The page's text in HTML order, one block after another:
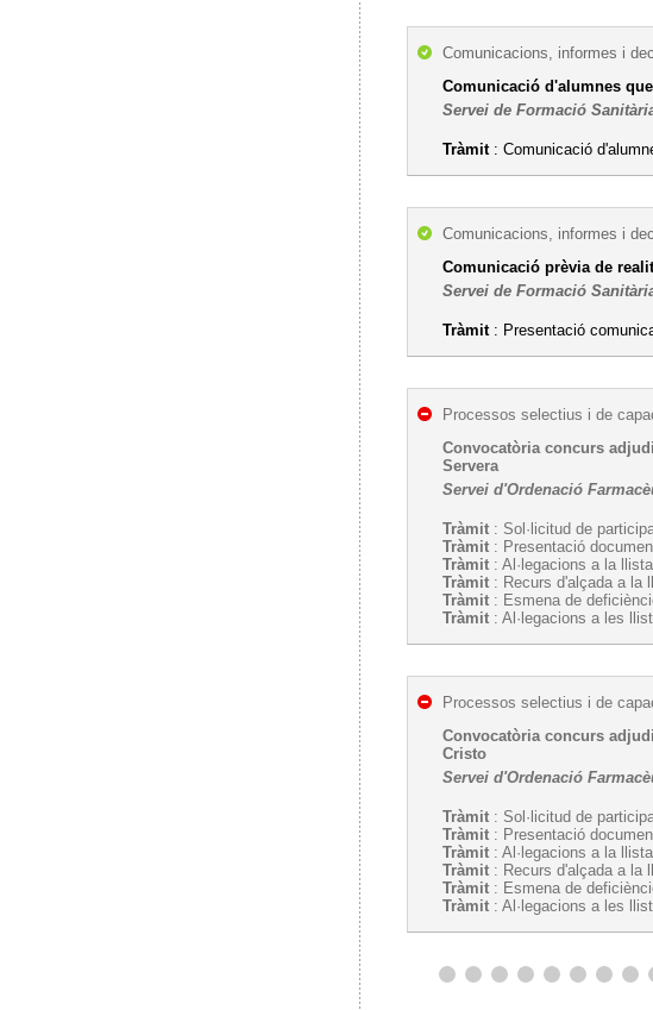
Comunicacions, informes i
Comunicació d'alumnes
Servei de Formació
Tràmit: Comunicació
Comunicacions, informes i
Comunicació prèvia de
Servei de Formació
Tràmit: Presentació
Processos selectius i de
Convocatòria concurs
Servera
Servei d'Ordenació
Tràmit : Sol·licitud de
Tràmit : Presentació
Tràmit : Al·legacions a la
Tràmit : Recurs d'alçada a la
Tràmit : Esmena de
Tràmit : Al·legacions a les
Processos selectius i de
Convocatòria concurs
Cristo
Servei d'Ordenació
Tràmit : Sol·licitud de
Tràmit : Presentació
Tràmit : Al·legacions a la
Tràmit : Recurs d'alçada a la
Tràmit : Esmena de
Tràmit : Al·legacions a les